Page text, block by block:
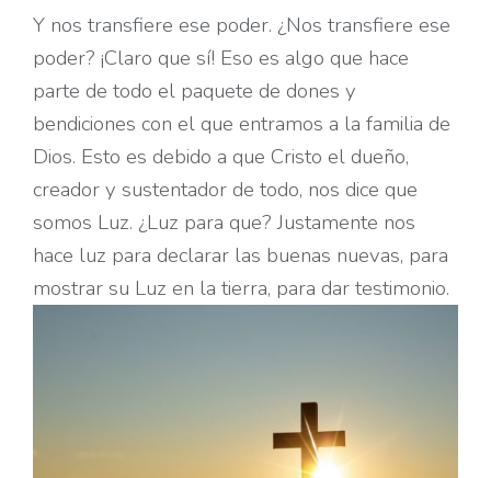
Y nos transfiere ese poder. ¿Nos transfiere ese
poder? ¡Claro que sí! Eso es algo que hace
parte de todo el paquete de dones y
bendiciones con el que entramos a la familia de
Dios. Esto es debido a que Cristo el dueño,
creador y sustentador de todo, nos dice que
somos Luz. ¿Luz para que? Justamente nos
hace luz para declarar las buenas nuevas, para
mostrar su Luz en la tierra, para dar testimonio.